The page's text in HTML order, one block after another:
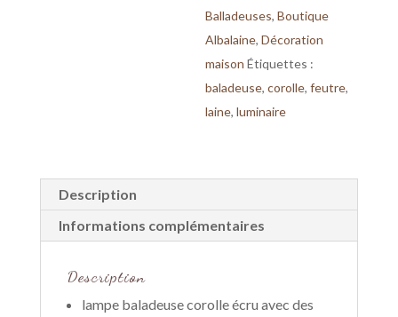
Balladeuses,Boutique
Albalaine,Décoration
maison Étiquettes :
baladeuse,corolle,feutre,
laine,luminaire
Description
Informations complémentaires
Description
lampe baladeuse corolle écru avec des